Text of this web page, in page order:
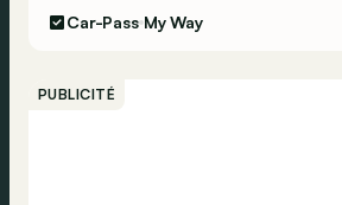
Car-Pass My Way
PUBLICITÉ